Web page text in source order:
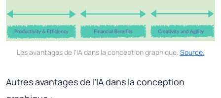
Les avantages de l'IA dans la conception graphique. Source.
Autres avantages de l’IA dans la conception